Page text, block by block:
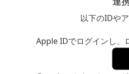
以下のIDや
Apple IDでログインし、